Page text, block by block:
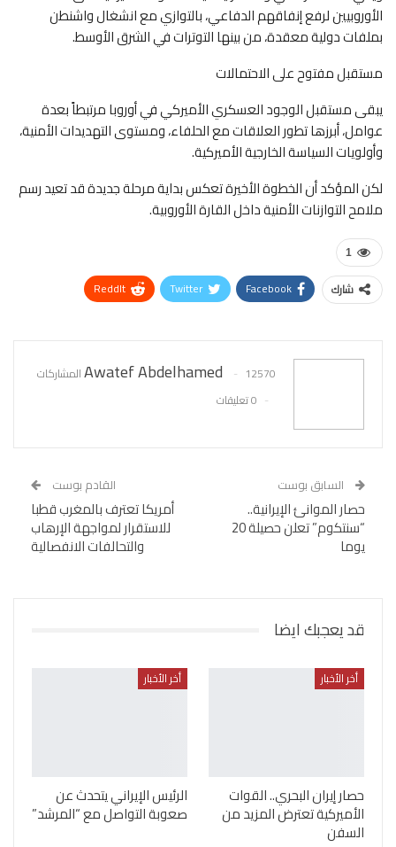
الأوروبيين لرفع إنفاقهم الدفاعي، بالتوازي مع انشغال واشنطن
بملفات دولية معقدة، من بينها التوترات في الشرق الأوسط.
مستقبل مفتوح على الاحتمالات
يبقى مستقبل الوجود العسكري الأميركي في أوروبا مرتبطاً بعدة
عوامل، أبرزها تطور العلاقات مع الحلفاء، ومستوى التهديدات الأمنية،
وأولويات السياسة الخارجية الأميركية.
لكن المؤكد أن الخطوة الأخيرة تعكس بداية مرحلة جديدة قد تعيد رسم
ملامح التوازنات الأمنية داخل القارة الأوروبية.
1
شارك Facebook
Twitter
ReddIt
Awatef Abdelhamed
12570 المشاركات
0 تعليقات
السابق بوست
حصار الموانئ الإيرانية..
“سنتكوم” تعلن حصيلة 20
يوما
القادم بوست
أمريكا تعترف بالمغرب قطبا
للاستقرار لمواجهة الإرهاب
والتحالفات الانفصالية
قد يعجبك ايضا
أخر الأخبار
حصار إيران البحري.. القوات
الأميركية تعترض المزيد من
السفن
أخر الأخبار
الرئيس الإيراني يتحدث عن
صعوبة التواصل مع “المرشد”